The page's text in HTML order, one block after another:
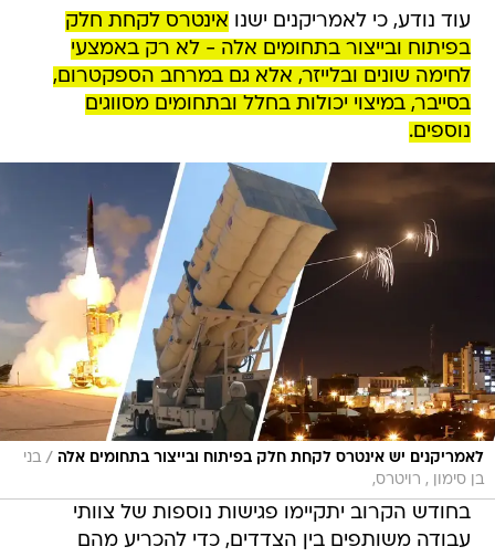
עוד נודע, כי לאמריקנים ישנו אינטרס לקחת חלק
בפיתוח ובייצור בתחומים אלה - לא רק באמצעי
לחימה שונים ובלייזר, אלא גם במרחב הספקטרום,
בסייבר, במיצוי יכולות בחלל ובתחומים מסווגים
נוספים.
לאמריקנים יש אינטרס לקחת חלק בפיתוח ובייצור בתחומים אלה / בני
בן סימון , רויטרס,
בחודש הקרוב יתקיימו פגישות נוספות של צוותי
עבודה משותפים בין הצדדים, כדי להכריע מהם